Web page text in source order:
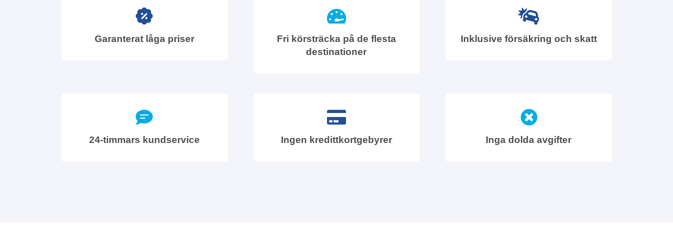
Garanterat låga priser
Fri körsträcka på de flesta
destinationer
Inklusive försäkring och skatt
24-timmars kundservice Ingen kredittkortgebyrer Inga dolda avgifter